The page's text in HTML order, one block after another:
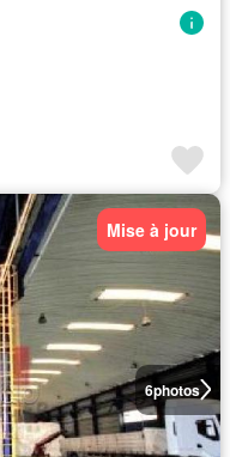
6photos
Mise à jour